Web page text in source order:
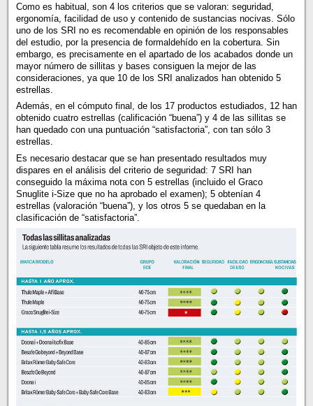
Como es habitual, son 4 los criterios que se valoran: seguridad,
ergonomía, facilidad de uso y contenido de sustancias nocivas. Sólo
uno de los SRI no es recomendable en opinión de los responsables
del estudio, por la presencia de formaldehído en la cobertura. Sin
embargo, es precisamente en el apartado de los acabados donde un
mayor número de sillitas y bases consiguen la mejor de las
consideraciones, ya que 10 de los SRI analizados han obtenido 5
estrellas.
Además, en el cómputo final, de los 17 productos estudiados, 12 han
obtenido cuatro estrellas (calificación “buena”) y 4 de las sillitas se
han quedado con una puntuación “satisfactoria”, con tan sólo 3
estrellas.
Es necesario destacar que se han presentado resultados muy
dispares en el análisis del criterio de seguridad: 7 SRI han
conseguido la máxima nota con 5 estrellas (incluido el Graco
Snuglite i-Size que no ha aprobado el examen); 5 obtenían 4
estrellas (valoración “buena”), y los otros 5 se quedaban en la
clasificación de “satisfactoria”.